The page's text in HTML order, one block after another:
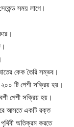
সময় লাগে।
কেক তৈরি সম্ভব।
টি পেশী সক্রিয় হয়।
পেশী সক্রিয় হয়।
আসতে একটি রক্ত
অতিক্রম করতে